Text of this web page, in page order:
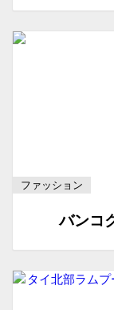
ファッション
バンコ